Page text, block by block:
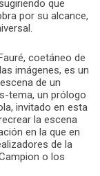
que
por su alcance,
coetáneo de
imágenes, es un
de un
tema, un prólogo
invitado en esta
la escena
en la que en
de la
o los